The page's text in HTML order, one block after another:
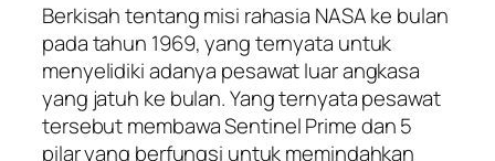
Berkisah tentang misi rahasia NASA ke bulan
pada tahun 1969, yang ternyata untuk
menyelidiki adanya pesawat luar angkasa
yang jatuh ke bulan. Yang ternyata pesawat
tersebut membawa Sentinel Prime dan 5
pilar yang berfungsi untuk memindahkan